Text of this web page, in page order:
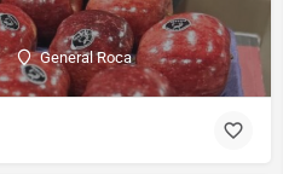
General Roca